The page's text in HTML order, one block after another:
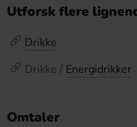
Utforsk flere
Drikke
Drikke / Energidrikker
Omtaler